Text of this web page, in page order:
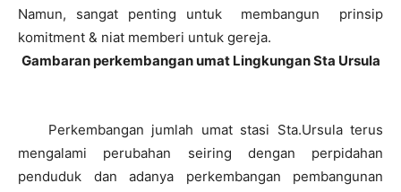
Namun, sangat penting untuk membangun prinsip
komitment & niat memberi untuk gereja.
Gambaran perkembangan umat Lingkungan Sta Ursula
Perkembangan jumlah umat stasi Sta.Ursula terus
mengalami perubahan seiring dengan perpidahan
penduduk dan adanya perkembangan pembangunan